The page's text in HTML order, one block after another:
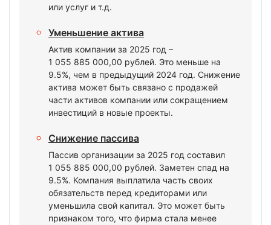
или услуг и т.д.
Уменьшение актива
Актив компании за 2025 год –
1 055 885 000,00 рублей. Это меньше на
9.5%, чем в предыдущий 2024 год. Снижение
актива может быть связано с продажей
части активов компании или сокращением
инвестиций в новые проекты.
Снижение пассива
Пассив организации за 2025 год составил
1 055 885 000,00 рублей. Заметен спад на
9.5%. Компания выплатила часть своих
обязательств перед кредиторами или
уменьшила свой капитал. Это может быть
признаком того, что фирма стала менее